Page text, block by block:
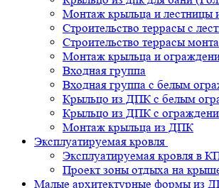
Монтаж крыльца и лестницы
Строительство террасы с
Строительство террасы
Монтаж крыльца и
Входная группа
Входная группа с белым
Крыльцо из ДПК с белым
Крыльцо из ДПК с
Монтаж крыльца из ДПК
Эксплуатируемая кровля
Эксплуатируемая кровля в
Проект зоны отдыха на
Малые архитектурные формы из